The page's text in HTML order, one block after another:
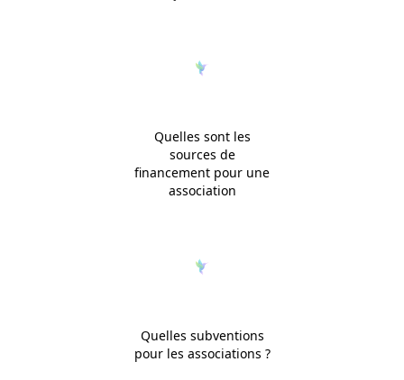
Quelles sont les
sources de
financement pour une
association
Quelles subventions
pour les associations ?